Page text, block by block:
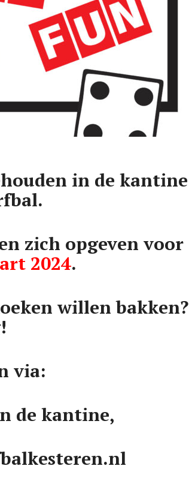
in de kantine
zich opgeven voor
2024.
willen bakken?
via:
de kantine,